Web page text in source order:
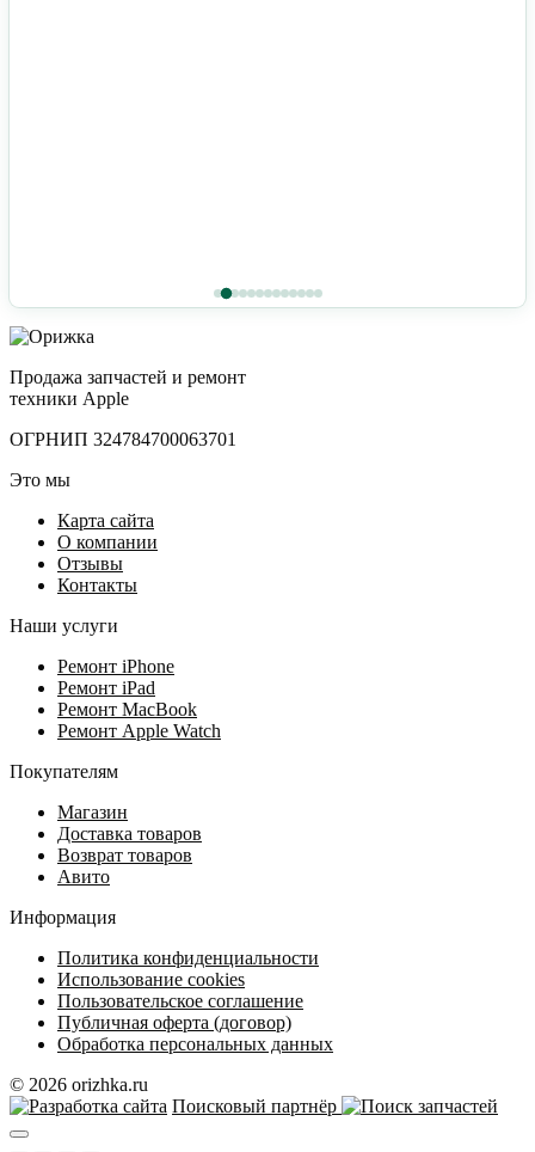
Продажа запчастей и ремонт
техники Apple
ОГРНИП 324784700063701
Это мы
Карта сайта
О компании
Отзывы
Контакты
Наши услуги
Ремонт iPhone
Ремонт iPad
Ремонт MacBook
Ремонт Apple Watch
Покупателям
Магазин
Доставка товаров
Возврат товаров
Авито
Информация
Политика конфиденциальности
Использование cookies
Пользовательское соглашение
Публичная оферта (договор)
Обработка персональных данных
© 2026 orizhka.ru
Поисковый партнёр